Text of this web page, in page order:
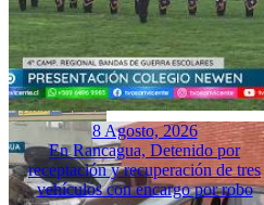
8 Agosto, 2026
En Rancagua, Detenido por
receptación y recuperación de tres
vehículos con encargo por robo